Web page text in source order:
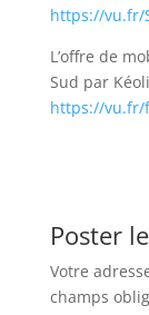
https://vu.fr/
L’offre de
Sud par
https://vu.fr/
Poster
Votre
champs